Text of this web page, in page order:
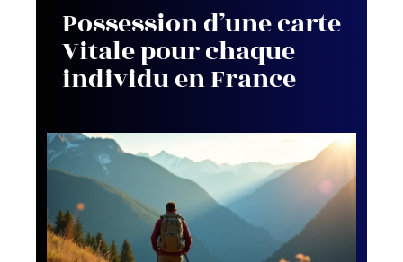
Possession d’une carte
Vitale pour chaque
individu en France